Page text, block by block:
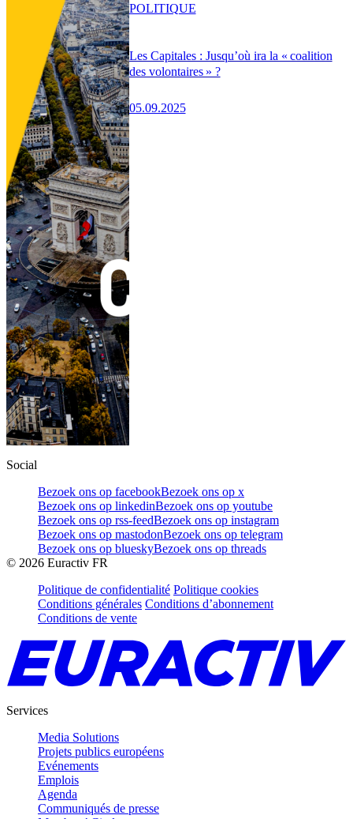
Les Capitales : Jusqu’où ira la « coalition
des volontaires » ?
05.09.2025
POLITIQUE
Social
Bezoek ons op facebookBezoek ons op x
Bezoek ons op linkedinBezoek ons op youtube
Bezoek ons op rss-feedBezoek ons op instagram
Bezoek ons op mastodonBezoek ons op telegram
Bezoek ons op blueskyBezoek ons op threads
© 2026 Euractiv FR
Politique de confidentialité Politique cookies
Conditions générales Conditions d’abonnement
Conditions de vente
Services
Media Solutions
Projets publics européens
Evénements
Emplois
Agenda
Communiqués de presse